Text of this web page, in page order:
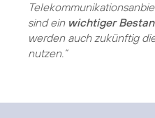
sind ein wichtiger
werden auch zukünftig
nutzen.“